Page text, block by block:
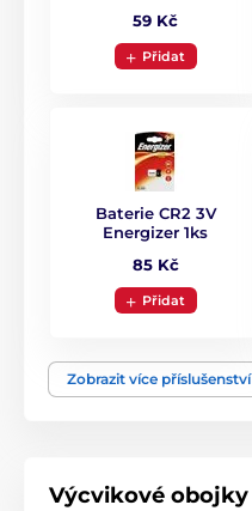
59 Kč
Přidat
Baterie CR2 3V
Energizer 1ks
85 Kč
Přidat
Zobrazit více příslušenství
Výcvikové obojky